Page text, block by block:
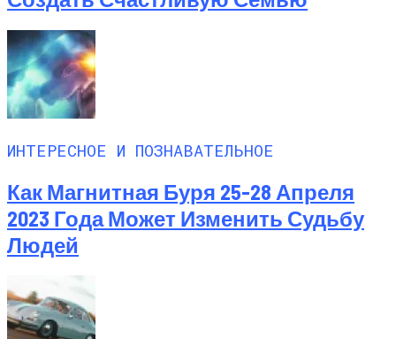
ИНТЕРЕСНОЕ И ПОЗНАВАТЕЛЬНОЕ
Как Магнитная Буря 25-28 Апреля
2023 Года Может Изменить Судьбу
Людей